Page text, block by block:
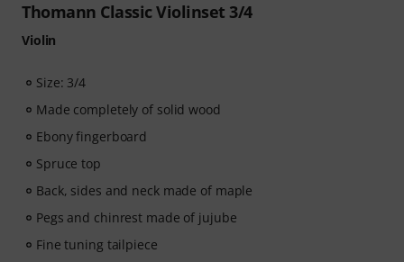
flexibly, effectively and enjoyably - anytime, anywhere.
No automatic renewal!
Thomann Classic Violinset 3/4
Violin
Size: 3/4
Made completely of solid wood
Ebony fingerboard
Spruce top
Back, sides and neck made of maple
Pegs and chinrest made of jujube
Fine tuning tailpiece